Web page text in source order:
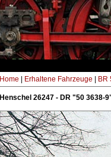
Home Erhaltene Fahrzeuge BR
Henschel 26247 - DR "50 3638-